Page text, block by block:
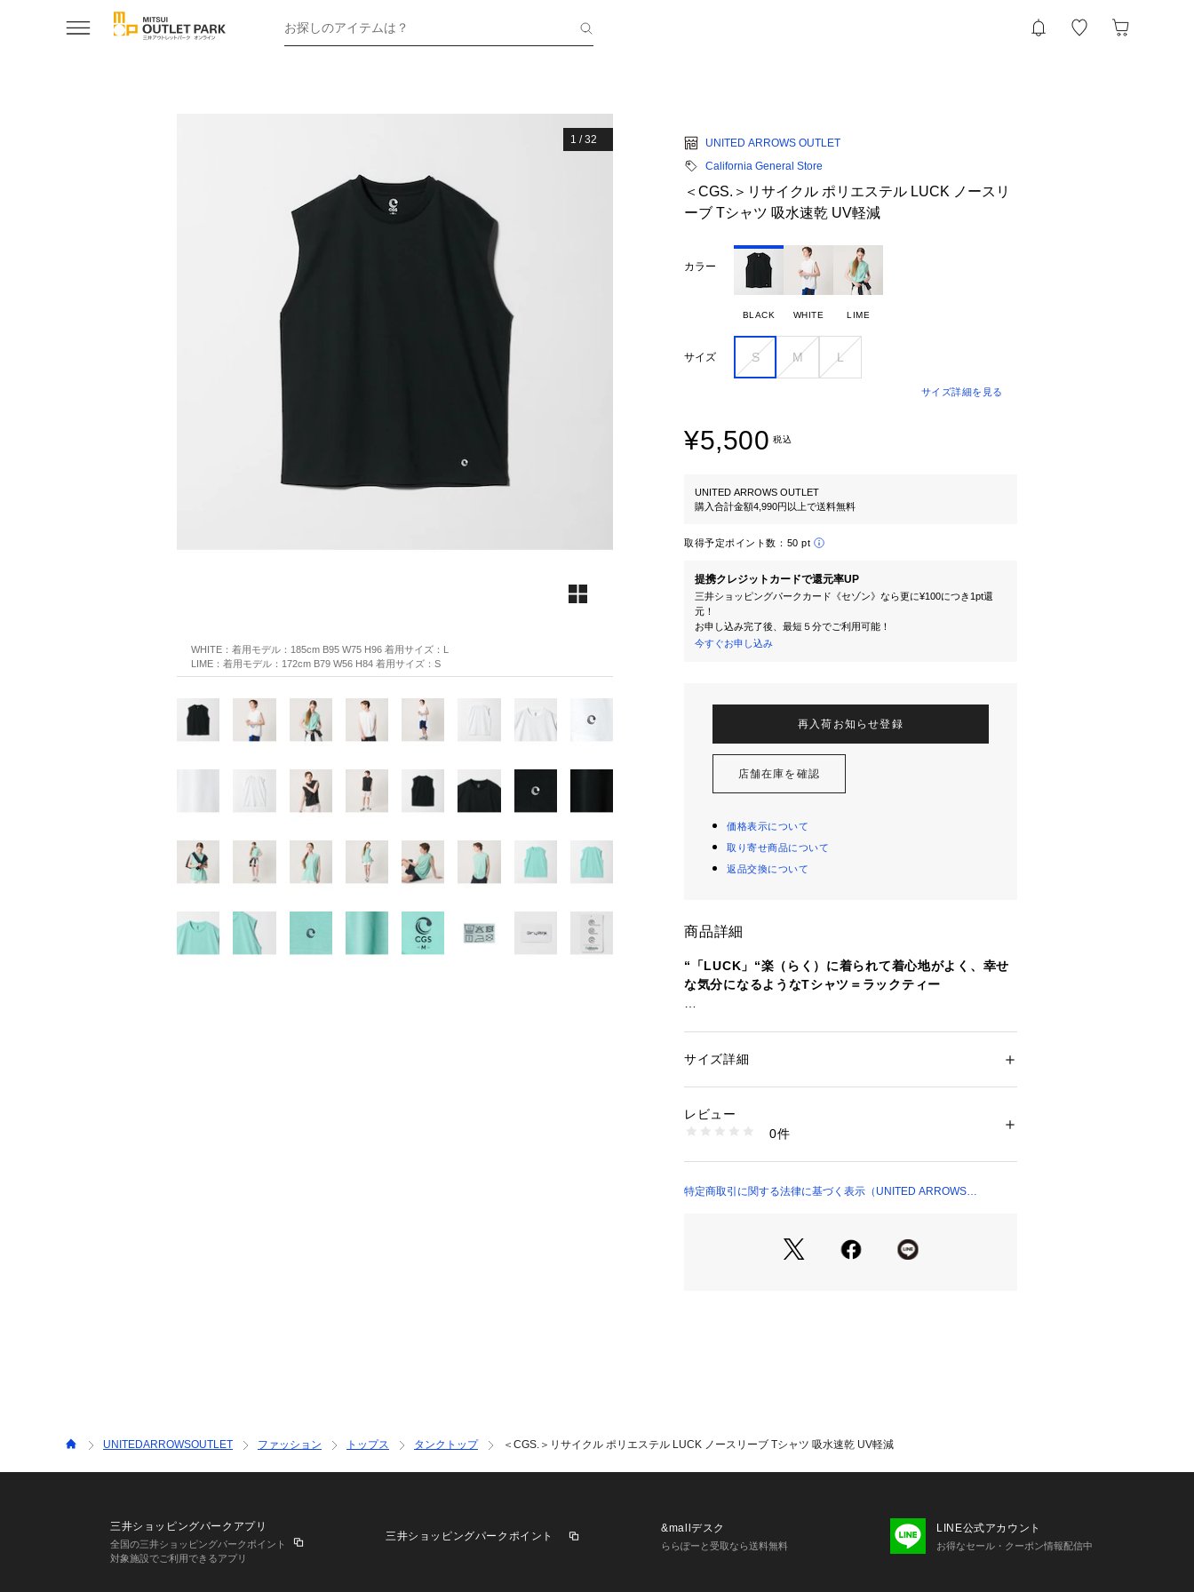
お探しのアイテムは？
1 /32
WHITE：着用モデル：185cm B95 W75 H96 着用サイズ：L
LIME：着用モデル：172cm B79 W56 H84 着用サイズ：S
UNITED ARROWS OUTLET
California General Store
＜CGS.＞リサイクル ポリエステル LUCK ノースリ
ーブ Tシャツ 吸水速乾 UV軽減
カラー
BLACK WHITE LIME
サイズ S M L
サイズ詳細を見る
¥5,500 税込
UNITED ARROWS OUTLET
購入合計金額4,990円以上で送料無料
取得予定ポイント数： 50 pt
提携クレジットカードで還元率UP
三井ショッピングパークカード《セゾン》なら更に¥100につき1pt還
元！
お申し込み完了後、最短５分でご利用可能！
今すぐお申し込み
再入荷お知らせ登録
店舗在庫を確認
価格表示について
取り寄せ商品について
返品交換について
商品詳細
“「LUCK」“楽（らく）に着られて着心地がよく、幸せ
な気分になるようなTシャツ＝ラックティー
UCK TEE」が、今年もラインナップ。
ンスです。
今シーズンから左裾のブランド刺繍を、＜CGS.＞アクテ
■素材
さらりとした肌触りと軽やかな着心地に、吸水速乾性と
UV軽減機能も備えた素材です。
透け感：WHITEのみややあり
伸縮：適度な伸びあり
============================
性別：レディース
洗濯：洗濯機洗い可
※詳しい洗濯方法については、商品の品質表示タグをご覧くださ
商品番号：1083000019007 （モール）
サイズ詳細
レビュー
0件
特定商取引に関する法律に基づく表示（UNITED ARROWS
UNITEDARROWSOUTLET ファッション トップス タンクトップ ＜CGS.＞リサイクル ポリエステル LUCK ノースリーブ Tシャツ 吸水速乾 UV軽減
三井ショッピングパークアプリ
全国の三井ショッピングパークポイント
対象施設でご利用できるアプリ
三井ショッピングパークポイント
&mallデスク
ららぽーと受取なら送料無料
LINE公式アカウント
お得なセール・クーポン情報配信中